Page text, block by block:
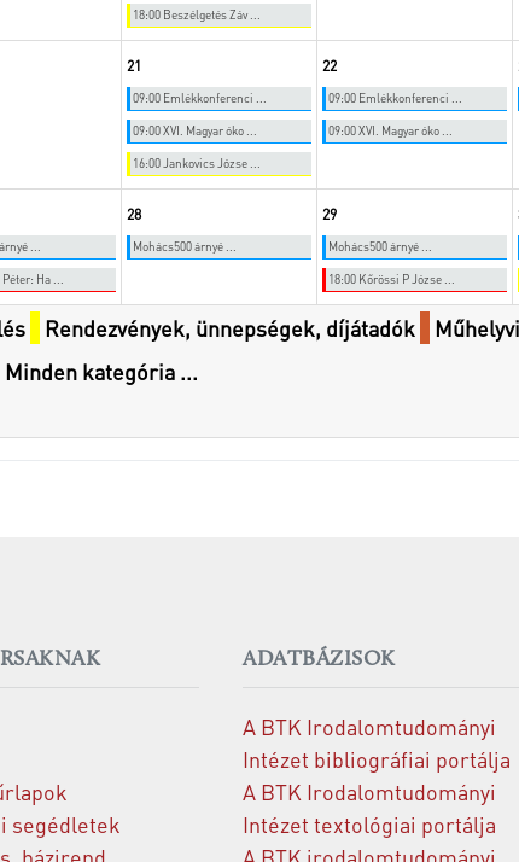
18:00 Beszélgetés Záv ...
21
09:00 Emlékkonferenci ...
09:00 XVI. Magyar óko ...
16:00 Jankovics Józse ...
22
09:00 Emlékkonferenci ...
09:00 XVI. Magyar óko ...
...
Péter: Ha ...
28
Mohács500 árnyé ...
29
Mohács500 árnyé ...
18:00 Kőrössi P Józse ...
Rendezvények, ünnepségek, díjátadók
Minden kategória ...
segédletek
ADATBÁZISOK
A BTK Irodalomtudományi
Intézet bibliográfiai portálja
A BTK Irodalomtudományi
Intézet textológiai portálja